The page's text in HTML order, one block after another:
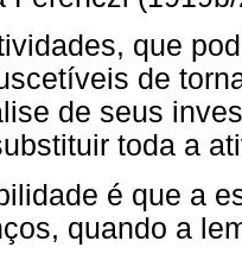
que
de
de seus
toda a
é que a
quando a